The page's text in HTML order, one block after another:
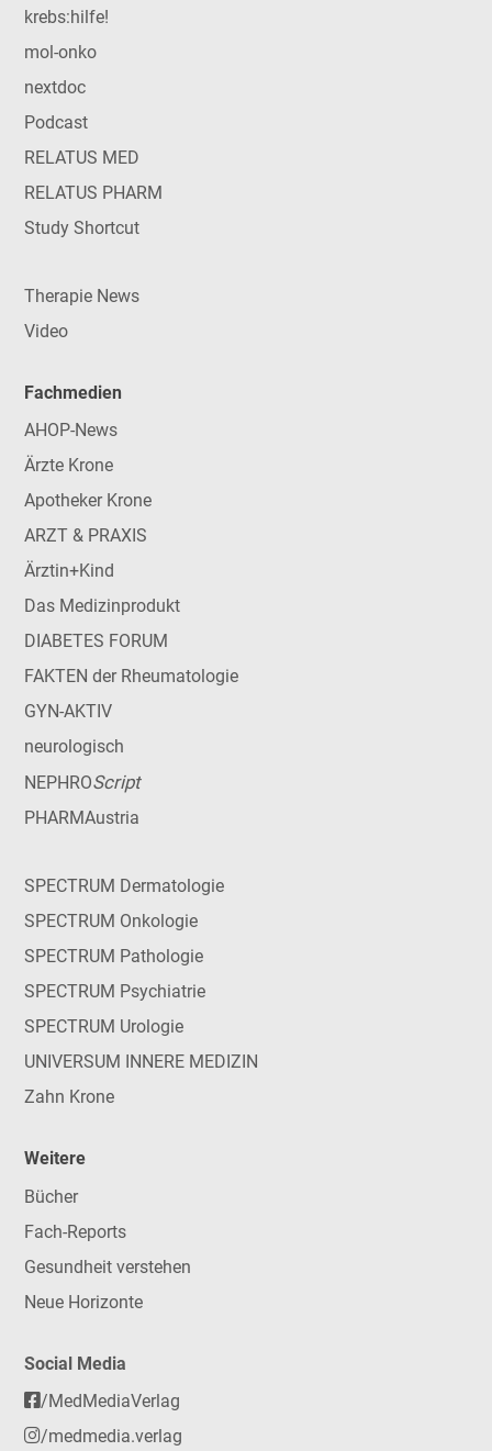
krebs:hilfe!
mol-onko
nextdoc
Podcast
RELATUS MED
RELATUS PHARM
Study Shortcut
Therapie News
Video
Fachmedien
AHOP-News
Ärzte Krone
Apotheker Krone
ARZT & PRAXIS
Ärztin+Kind
Das Medizinprodukt
DIABETES FORUM
FAKTEN der Rheumatologie
GYN-AKTIV
neurologisch
NEPHROScript
PHARMAustria
SPECTRUM Dermatologie
SPECTRUM Onkologie
SPECTRUM Pathologie
SPECTRUM Psychiatrie
SPECTRUM Urologie
UNIVERSUM INNERE MEDIZIN
Zahn Krone
Weitere
Bücher
Fach-Reports
Gesundheit verstehen
Neue Horizonte
Social Media
/MedMediaVerlag
/medmedia.verlag